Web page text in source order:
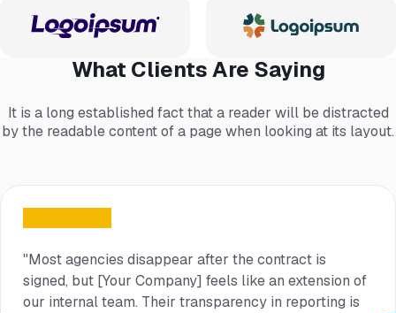
What Clients Are Saying
It is a long established fact that a reader will be distracted
by the readable content of a page when looking at its layout.
"Most agencies disappear after the contract is
signed, but [Your Company] feels like an extension of
our internal team. Their transparency in reporting is